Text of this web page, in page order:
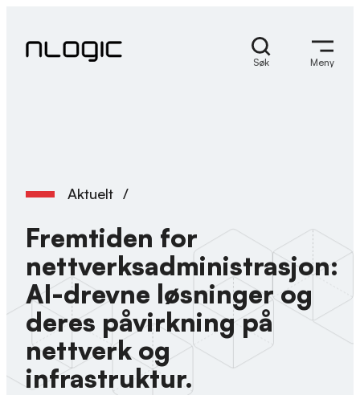
innhold
Søk Meny
Aktuelt /
Fremtiden for
nettverksadministrasjon:
AI-drevne løsninger og
deres påvirkning på
nettverk og
infrastruktur.